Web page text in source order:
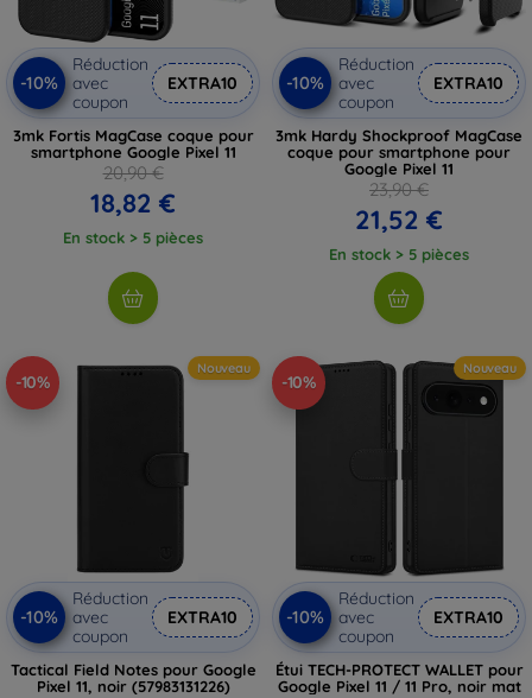
-10%
Réduction
avec
coupon
EXTRA10
3mk Fortis MagCase coque pour
smartphone Google Pixel 11
20,90 €
18,82 €
En stock > 5 pièces
-10%
Réduction
avec
coupon
EXTRA10
3mk Hardy Shockproof MagCase
coque pour smartphone pour
Google Pixel 11
23,90 €
21,52 €
En stock > 5 pièces
-10%
Nouveau
-10%
Réduction
avec
coupon
EXTRA10
Tactical Field Notes pour Google
Pixel 11, noir (57983131226)
-10%
Nouveau
-10%
Réduction
avec
coupon
EXTRA10
Étui TECH-PROTECT WALLET pour
Google Pixel 11 / 11 Pro, noir mat